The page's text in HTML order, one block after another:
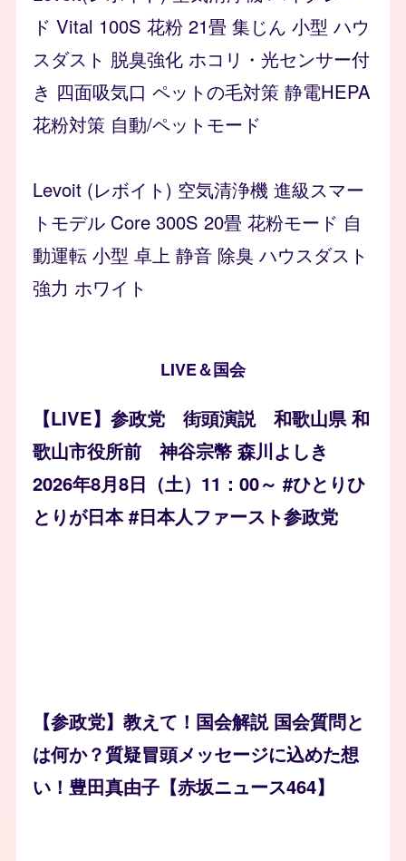
ド Vital 100S 花粉 21畳 集じん 小型 ハウ
スダスト 脱臭強化 ホコリ・光センサー付
き 四面吸気口 ペットの毛対策 静電HEPA
花粉対策 自動/ペットモード
Levoit (レボイト) 空気清浄機 進級スマー
トモデル Core 300S 20畳 花粉モード 自
動運転 小型 卓上 静音 除臭 ハウスダスト
強力 ホワイト
LIVE＆国会
【LIVE】参政党 街頭演説 和歌山県 和
歌山市役所前 神谷宗幣 森川よしき
2026年8月8日（土）11：00～ #ひとりひ
とりが日本 #日本人ファースト参政党
【参政党】教えて！国会解説 国会質問と
は何か？質疑冒頭メッセージに込めた想
い！豊田真由子【赤坂ニュース464】